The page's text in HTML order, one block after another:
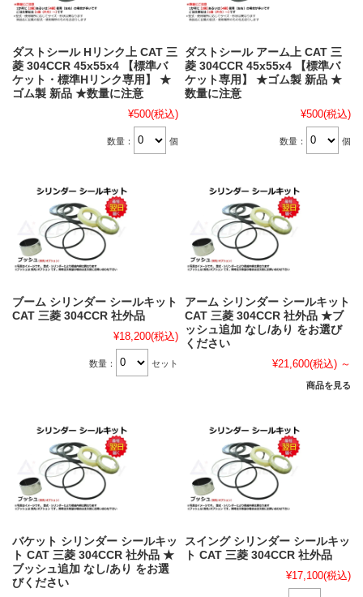
ダストシール Hリンク上 CAT 三
菱 304CCR 45x55x4 【標準バ
ケット・標準Hリンク専用】 ★
ゴム製 新品 ★数量に注意
¥500(税込)
数量： 個
ダストシール アーム上 CAT 三
菱 304CCR 45x55x4 【標準バ
ケット専用】 ★ゴム製 新品 ★
数量に注意
¥500(税込)
数量： 個
ブーム シリンダー シールキット
CAT 三菱 304CCR 社外品
¥18,200(税込)
数量： セット
アーム シリンダー シールキット
CAT 三菱 304CCR 社外品 ★ブ
ッシュ追加 なし/あり をお選び
ください
¥21,600(税込) ～
商品を見る
バケット シリンダー シールキッ
ト CAT 三菱 304CCR 社外品 ★
ブッシュ追加 なし/あり をお選
びください
スイング シリンダー シールキッ
ト CAT 三菱 304CCR 社外品
¥17,100(税込)